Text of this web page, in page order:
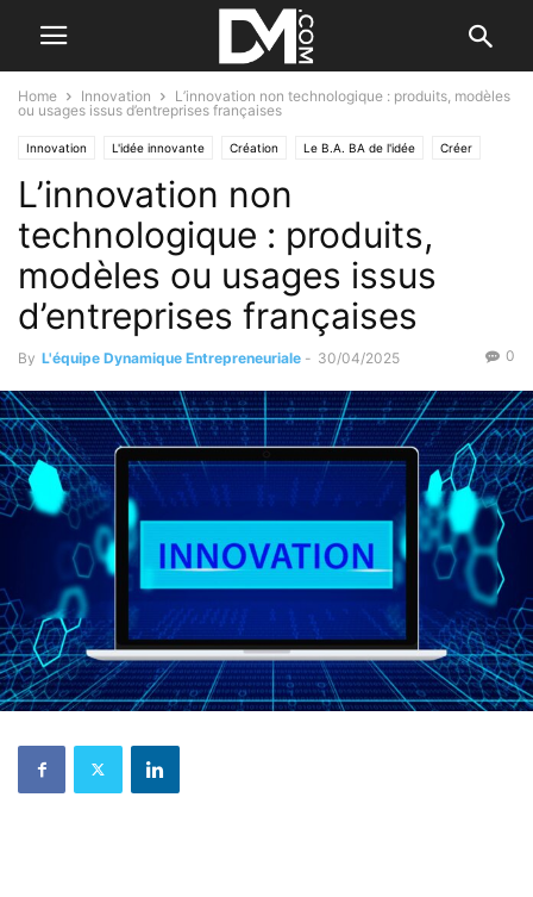
Home Innovation
L’innovation non technologique : produits, modèles
ou usages issus d’entreprises françaises
Innovation L'idée innovante Création Le B.A. BA de l'idée Créer
Le B.A. BA de la stratégie
L’innovation non
technologique : produits,
modèles ou usages issus
d’entreprises françaises
By L'équipe Dynamique Entrepreneuriale - 30/04/2025 0